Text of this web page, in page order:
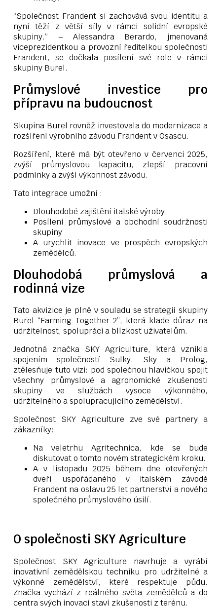
“Společnost Frandent si zachovává svou identitu a
nyní těží z větší síly v rámci solidní evropské
skupiny.” – Alessandra Berardo, jmenovaná
viceprezidentkou a provozní ředitelkou společnosti
Frandent, se dočkala posílení své role v rámci
skupiny Burel.
Průmyslové investice pro
přípravu na budoucnost
Skupina Burel rovněž investovala do modernizace a
rozšíření výrobního závodu Frandent v Osascu.
Rozšíření, které má být otevřeno v červenci 2025,
zvýší průmyslovou kapacitu, zlepší pracovní
podmínky a zvýší výkonnost závodu.
Tato integrace umožní :
Dlouhodobé zajištění italské výroby,
Posílení průmyslové a obchodní soudržnosti
skupiny
A urychlit inovace ve prospěch evropských
zemědělců.
Dlouhodobá průmyslová a
rodinná vize
Tato akvizice je plně v souladu se strategií skupiny
Burel “Farming Together 2”, která klade důraz na
udržitelnost, spolupráci a blízkost uživatelům.
Jednotná značka SKY Agriculture, která vznikla
spojením společností Sulky, Sky a Prolog,
ztělesňuje tuto vizi: pod společnou hlavičkou spojit
všechny průmyslové a agronomické zkušenosti
skupiny ve službách vysoce výkonného,
udržitelného a spolupracujícího zemědělství.
Společnost SKY Agriculture zve své partnery a
zákazníky:
Na veletrhu Agritechnica, kde se bude
diskutovat o tomto novém strategickém kroku.
A v listopadu 2025 během dne otevřených
dveří uspořádaného v italském závodě
Frandent na oslavu 25 let partnerství a nového
společného průmyslového úsilí.
O společnosti SKY Agriculture
Společnost SKY Agriculture navrhuje a vyrábí
inovativní zemědělskou techniku pro udržitelné a
výkonné zemědělství, které respektuje půdu.
Značka vychází z reálného světa zemědělců a do
centra svých inovací staví zkušenosti z terénu.